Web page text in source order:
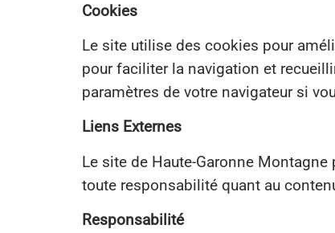
Cookies
Le site utilise des cookies pour
pour faciliter la navigation et
paramètres de votre navigateur si
Liens Externes
Le site de Haute-Garonne
toute responsabilité quant au
Responsabilité